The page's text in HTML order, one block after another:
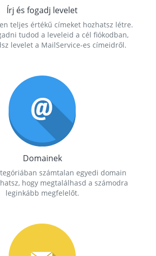
Írj és fogadj levelet
teljes értékű címeket hozhatsz létre.
tudod a leveleid a cél fiókodban,
levelet a MailService-es címeidről.
Domainek
számtalan egyedi domain
hogy megtalálhasd a számodra
leginkább megfelelőt.